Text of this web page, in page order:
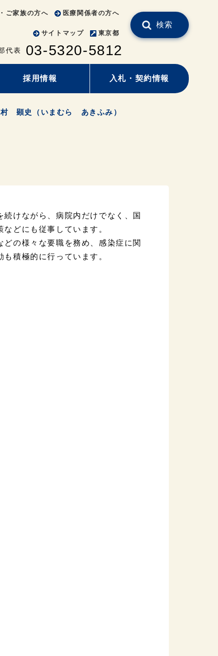
ご家族の方へ 医療関係者の方へ
サイトマップ 東京都
代表 03-5320-5812
検索
採用情報 入札・契約情報
顕史（いまむら あきふみ）
続けながら、病院内だけでなく、国
どにも従事しています。
どの様々な要職を務め、感染症に関
積極的に行っています。